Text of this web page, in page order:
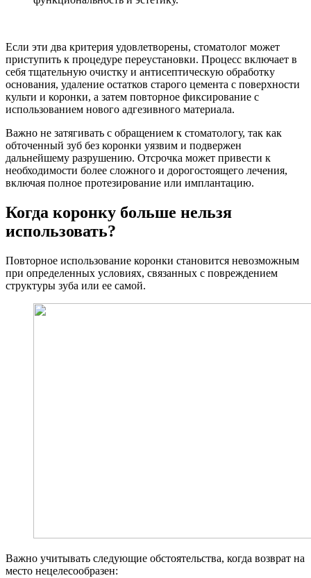
Если эти два критерия удовлетворены, стоматолог может
приступить к процедуре переустановки. Процесс включает в
себя тщательную очистку и антисептическую обработку
основания, удаление остатков старого цемента с поверхности
культи и коронки, а затем повторное фиксирование с
использованием нового адгезивного материала.
Важно не затягивать с обращением к стоматологу, так как
обточенный зуб без коронки уязвим и подвержен
дальнейшему разрушению. Отсрочка может привести к
необходимости более сложного и дорогостоящего лечения,
включая полное протезирование или имплантацию.
Когда коронку больше нельзя
использовать?
Повторное использование коронки становится невозможным
при определенных условиях, связанных с повреждением
структуры зуба или ее самой.
Важно учитывать следующие обстоятельства, когда возврат на
место нецелесообразен: